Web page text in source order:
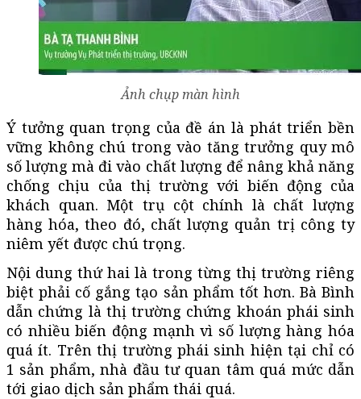
Ảnh chụp màn hình
Ý tưởng quan trọng của đề án là phát triển bền
vững không chú trong vào tăng trưởng quy mô
số lượng mà đi vào chất lượng để nâng khả năng
chống chịu của thị trường với biến động của
khách quan. Một trụ cột chính là chất lượng
hàng hóa, theo đó, chất lượng quản trị công ty
niêm yết được chú trọng.
Nội dung thứ hai là trong từng thị trường riêng
biệt phải cố gắng tạo sản phẩm tốt hơn. Bà Bình
dẫn chứng là thị trường chứng khoán phái sinh
có nhiều biến động mạnh vì số lượng hàng hóa
quá ít. Trên thị trường phái sinh hiện tại chỉ có
1 sản phẩm, nhà đầu tư quan tâm quá mức dẫn
tới giao dịch sản phẩm thái quá.